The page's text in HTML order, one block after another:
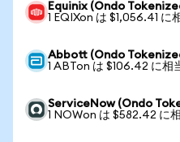
Equinix (Ondo
1 EQIXon は $1,056.41 に
Abbott (Ondo
1 ABTon は $106.42 に相
ServiceNow (Ondo
1 NOWon は $582.42 に